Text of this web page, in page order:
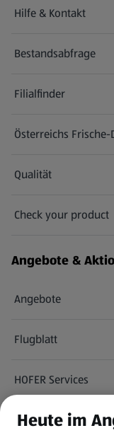
Hilfe & Kontakt
(öffnet in einem
Bestandsabfrage
(öffnet in einem
Filialfinder
Österreichs
Qualität
Check your product
(öffnet in einem
Angebote &
Angebote
Flugblatt
HOFER Services
Newsletter
Heute im